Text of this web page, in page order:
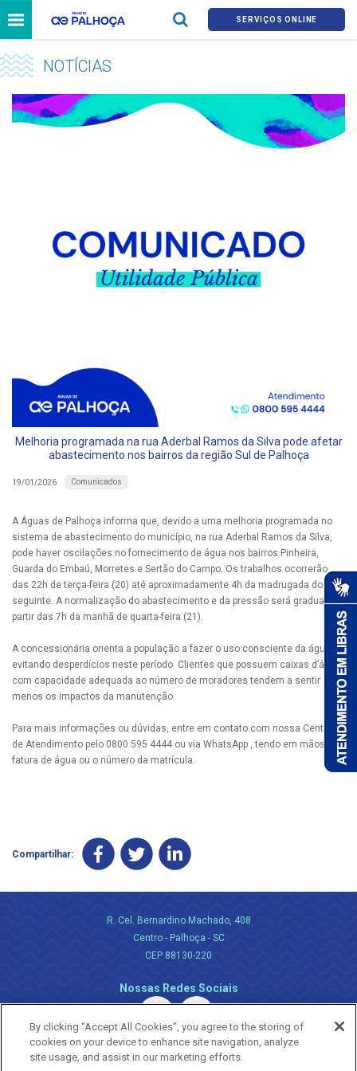
SERVIÇOS ONLINE
NOTÍCIAS
Melhoria programada na rua Aderbal Ramos da Silva pode afetar
abastecimento nos bairros da região Sul de Palhoça
19/01/2026 Comunicados
A Águas de Palhoça informa que, devido a uma melhoria programada no
sistema de abastecimento do município, na rua Aderbal Ramos da Silva,
pode haver oscilações no fornecimento de água nos bairros Pinheira,
Guarda do Embaú, Morretes e Sertão do Campo. Os trabalhos ocorrerão
das 22h de terça-feira (20) até aproximadamente 4h da madrugada do dia
seguinte. A normalização do abastecimento e da pressão será gradual a
partir das 7h da manhã de quarta-feira (21).
A concessionária orienta a população a fazer o uso consciente da água ,
evitando desperdícios neste período. Clientes que possuem caixas d’água
com capacidade adequada ao número de moradores tendem a sentir
menos os impactos da manutenção.
Para mais informações ou dúvidas, entre em contato com nossa Central
de Atendimento pelo 0800 595 4444 ou via WhatsApp , tendo em mãos a
fatura de água ou o número da matrícula.
Compartilhar:
R. Cel. Bernardino Machado, 408
Centro - Palhoça - SC
CEP 88130-220
Nossas Redes Sociais
By clicking “Accept All Cookies”, you agree to the storing of
cookies on your device to enhance site navigation, analyze
site usage, and assist in our marketing efforts.